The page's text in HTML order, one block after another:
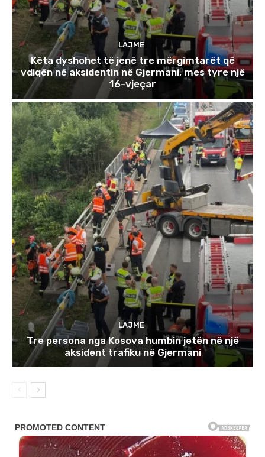
LAJME
Këta dyshohet të jenë tre mërgimtarët që
vdiqën në aksidentin në Gjermani, mes tyre një
16-vjeçar
LAJME
Tre persona nga Kosova humbin jetën në një
aksident trafiku në Gjermani